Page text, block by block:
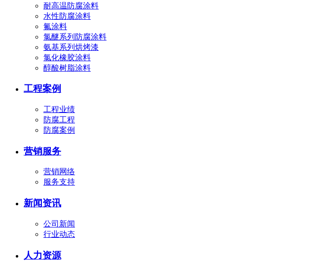
耐高温防腐涂料
水性防腐涂料
氟涂料
氯醚系列防腐涂料
氨基系列烘烤漆
氯化橡胶涂料
醇酸树脂涂料
工程案例
工程业绩
防腐工程
防腐案例
营销服务
营销网络
服务支持
新闻资讯
公司新闻
行业动态
人力资源